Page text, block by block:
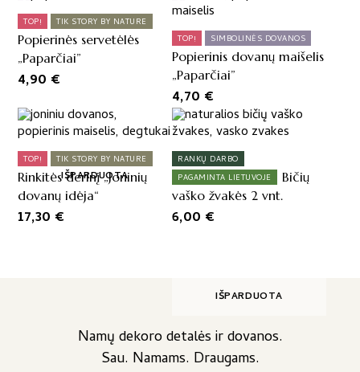
TOP! TIK STORY BY NATURE
Popierinės servetėlės
„Paparčiai”
4,90 €
IŠPARDUOTA
TOP! SIMBOLINĖS DOVANOS
Popierinis dovanų maišelis
„Paparčiai”
4,70 €
TOP! TIK STORY BY NATURE
Rinkitės derinį „Joninių
dovanų idėja“
17,30 €
RANKŲ DARBO
PAGAMINTA LIETUVOJE
Bičių
vaško žvakės 2 vnt.
6,00 €
IŠPARDUOTA
Namų dekoro detalės ir dovanos.
Sau. Namams. Draugams.